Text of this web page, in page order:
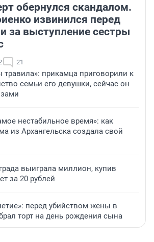
обернулся скандалом.
извинился перед
за выступление сестры
21
травила»: прикамца приговорили к
семьи его девушки, сейчас он
нестабильное время»: как
из Архангельска создала свой
выиграла миллион, купив
за 20 рублей
перед убийством жены в
торт на день рождения сына